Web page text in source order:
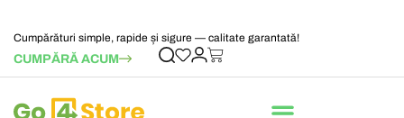
Cumpărături simple, rapide și sigure — calitate garantată!
CUMPĂRĂ ACUM